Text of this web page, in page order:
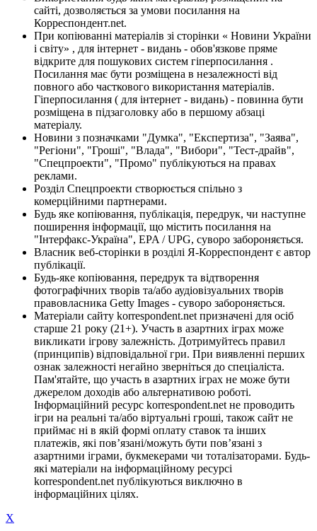
сайті, дозволяється за умови посилання на
Корреспондент.net.
При копіюванні матеріалів зі сторінки « Новини України
і світу» , для інтернет - видань - обов'язкове пряме
відкрите для пошукових систем гіперпосилання .
Посилання має бути розміщена в незалежності від
повного або часткового використання матеріалів.
Гіперпосилання ( для інтернет - видань) - повинна бути
розміщена в підзаголовку або в першому абзаці
матеріалу.
Новини з позначками "Думка", "Експертиза", "Заява",
"Регіони", "Гроші", "Влада", "Вибори", "Тест-драйв",
"Спецпроекти", "Промо" публікуються на правах
реклами.
Розділ Спецпроекти створюється спільно з
комерційними партнерами.
Будь яке копіювання, публікація, передрук, чи наступне
поширення інформації, що містить посилання на
"Інтерфакс-Україна", EPA / UPG, суворо забороняється.
Власник веб-сторінки в розділі Я-Корреспондент є автор
публікації.
Будь-яке копіювання, передрук та відтворення
фотографічних творів та/або аудіовізуальних творів
правовласника Getty Images - суворо забороняється.
Матеріали сайту korrespondent.net призначені для осіб
старше 21 року (21+). Участь в азартних іграх може
викликати ігрову залежність. Дотримуйтесь правил
(принципів) відповідальної гри. При виявленні перших
ознак залежності негайно зверніться до спеціаліста.
Пам'ятайте, що участь в азартних іграх не може бути
джерелом доходів або альтернативою роботі.
Інформаційний ресурс korrespondent.net не проводить
ігри на реальні та/або віртуальні гроші, також сайт не
приймає ні в якій формі оплату ставок та інших
платежів, які пов’язані/можуть бути пов’язані з
азартними іграми, букмекерами чи тоталізаторами. Будь-
які матеріали на інформаційному ресурсі
korrespondent.net публікуються виключно в
інформаційних цілях.
X